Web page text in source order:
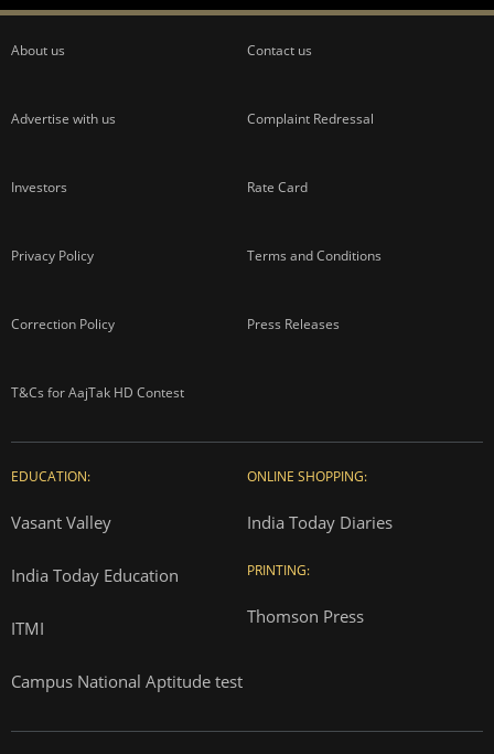
About us Contact us
Advertise with us Complaint Redressal
Investors Rate Card
Privacy Policy Terms and Conditions
Correction Policy Press Releases
T&Cs for AajTak HD Contest
EDUCATION:
Vasant Valley
India Today Education
ITMI
Campus National Aptitude test
ONLINE SHOPPING:
India Today Diaries
PRINTING:
Thomson Press